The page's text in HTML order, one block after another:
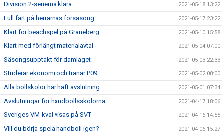
Division 2-serierna klara 2021-05-18 13:22
Full fart på herrarnas försäsong 2021-05-17 23:22
Klart för beachspel på Graneberg 2021-05-10 15:58
Klart med förlängt materialavtal 2021-05-04 07:00
Säsongsupptakt för damlaget 2021-05-03 22:33
Studerar ekonomi och tränar P09 2021-05-02 08:00
Alla bollskolor har haft avslutning 2021-05-01 07:34
Avslutningar för handbollsskolorna 2021-04-17 18:06
Sveriges VM-kval visas på SVT 2021-04-16 14:55
Vill du börja spela handboll igen? 2021-04-06 15:27